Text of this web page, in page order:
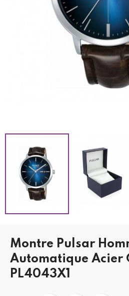
Montre Pulsar
Automatique Acier
PL4043X1